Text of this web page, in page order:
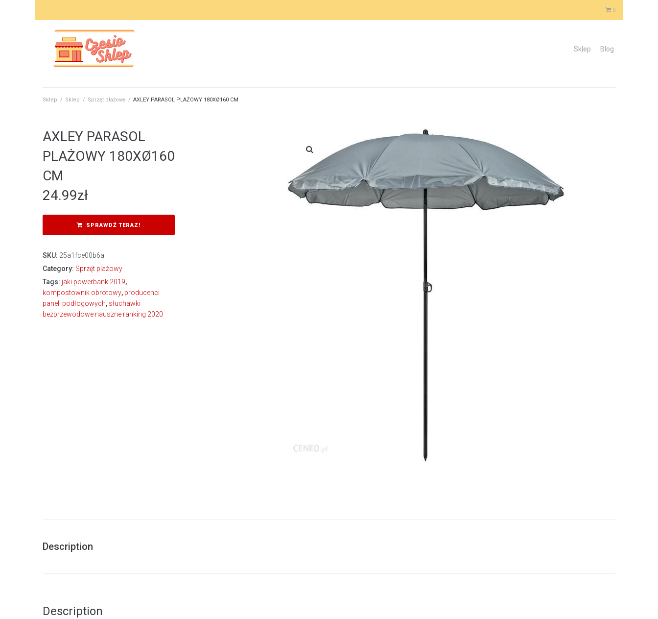
0
Sklep Blog
Sklep / Sklep / Sprzęt plażowy / AXLEY PARASOL PLAŻOWY 180XØ160 CM
AXLEY PARASOL
PLAŻOWY 180XØ160
CM
24.99zł
SPRAWDŹ TERAZ!
SKU: 25a1fce00b6a
Category: Sprzęt plażowy
Tags: jaki powerbank 2019,
kompostownik obrotowy, producenci
paneli podłogowych, słuchawki
bezprzewodowe nauszne ranking 2020
Description
Description